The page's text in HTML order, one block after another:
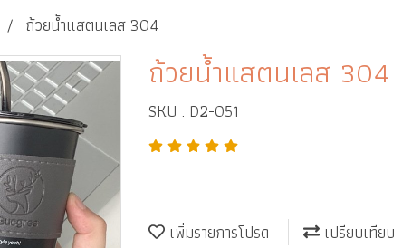
ถ้วยน้ำแสตนเลส 304
ถ้วยน้ำแสตนเลส 304
SKU : D2-051
เพิ่มรายการโปรด
เปรียบเทียบ